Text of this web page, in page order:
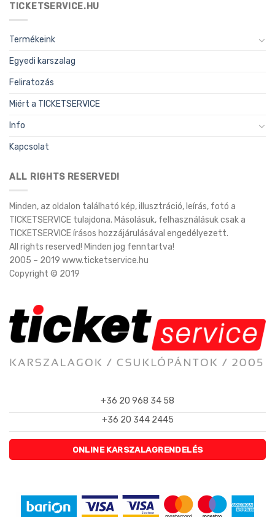
TICKETSERVICE.HU
Termékeink
Egyedi karszalag
Feliratozás
Miért a TICKETSERVICE
Info
Kapcsolat
ALL RIGHTS RESERVED!
Minden, az oldalon található kép, illusztráció, leírás, fotó a
TICKETSERVICE tulajdona. Másolásuk, felhasználásuk csak a
TICKETSERVICE írásos hozzájárulásával engedélyezett.
All rights reserved! Minden jog fenntartva!
2005 – 2019 www.ticketservice.hu
Copyright © 2019
+36 20 968 34 58
+36 20 344 2445
ONLINE KARSZALAGRENDELÉS